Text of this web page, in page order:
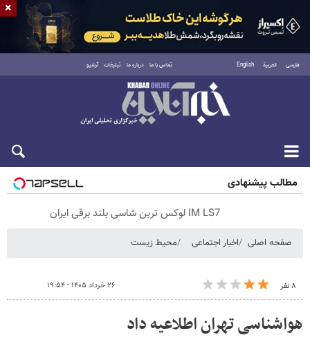
فارسی العربية English تماس با ما درباره ما تبلیغات آرشیو
پنجشنبه ۱۵ مرداد ۱۴۰۵
مطالب پیشنهادی
IM LS7 لوکس ترین شاسی بلند برقی ایران
صفحه اصلی اخبار اجتماعی محیط زیست
۸ نفر ۲۶ خرداد ۱۴۰۵ - ۱۹:۵۴
هواشناسی تهران اطلاعیه داد
×